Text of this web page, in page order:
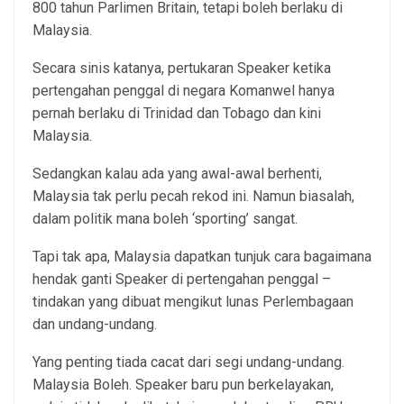
800 tahun Parlimen Britain, tetapi boleh berlaku di
Malaysia.
Secara sinis katanya, pertukaran Speaker ketika
pertengahan penggal di negara Komanwel hanya
pernah berlaku di Trinidad dan Tobago dan kini
Malaysia.
Sedangkan kalau ada yang awal-awal berhenti,
Malaysia tak perlu pecah rekod ini. Namun biasalah,
dalam politik mana boleh ‘sporting’ sangat.
Tapi tak apa, Malaysia dapatkan tunjuk cara bagaimana
hendak ganti Speaker di pertengahan penggal –
tindakan yang dibuat mengikut lunas Perlembagaan
dan undang-undang.
Yang penting tiada cacat dari segi undang-undang.
Malaysia Boleh. Speaker baru pun berkelayakan,